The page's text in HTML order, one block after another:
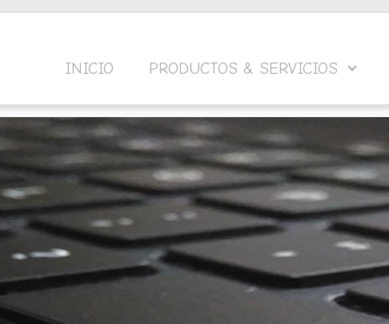
INICIO PRODUCTOS & SERVICIOS